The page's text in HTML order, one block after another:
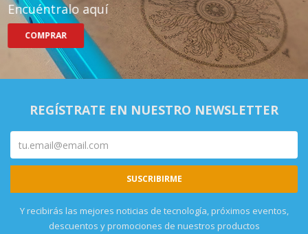
Encuéntralo aquí
COMPRAR
REGÍSTRATE EN NUESTRO NEWSLETTER
Y recibirás las mejores noticias de tecnología, próximos eventos,
descuentos y promociones de nuestros productos